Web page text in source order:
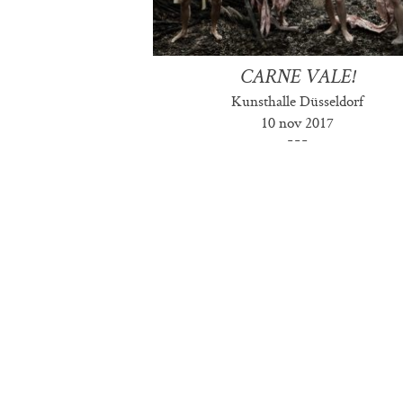
CARNE VALE!
Kunsthalle Düsseldorf
10 nov 2017